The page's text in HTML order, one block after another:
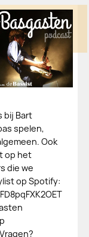
bij Bart
spelen,
Ook
op het
die we
op Spotify: